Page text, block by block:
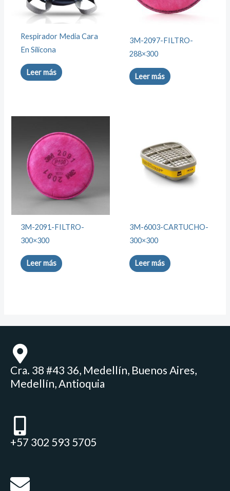
Respirador Media Cara
En Silicona
Leer más
3M-2097-FILTRO-
288×300
Leer más
3M-2091-FILTRO-
300×300
Leer más
3M-6003-CARTUCHO-
300×300
Leer más
Cra. 38 #43 36, Medellín, Buenos Aires,
Medellín, Antioquia
+57 302 593 5705